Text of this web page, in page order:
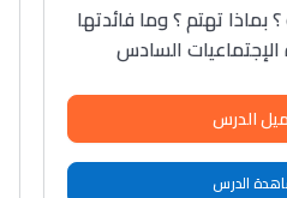
بماذا تهتم ؟ وما فائدتها
الإجتماعيات السادس
الدرس
الدرس